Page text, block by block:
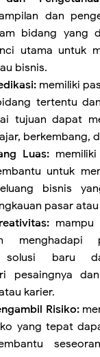
dan
bidang yang
utama untuk
bisnis.
memiliki
tertentu
tujuan dapat
berkembang,
Luas:memiliki
untuk
bisnis
pasar atau
mampu
menghadapi
solusi baru
pesaingnya
karier.
Risiko:
yang tepat